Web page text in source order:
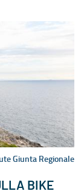
Giunta Regionale
BIKE